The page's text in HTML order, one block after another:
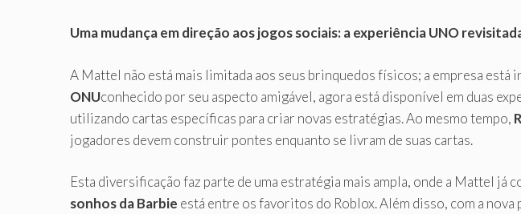
Uma mudança em direção aos jogos sociais: a experiência UNO
A Mattel não está mais limitada aos seus brinquedos físicos; a empresa
ONUconhecido por seu aspecto amigável, agora está disponível em duas
utilizando cartas específicas para criar novas estratégias. Ao mesmo tempo,
jogadores devem construir pontes enquanto se livram de suas cartas.
Esta diversificação faz parte de uma estratégia mais ampla, onde a Mattel já
sonhos da Barbie está entre os favoritos do Roblox. Além disso, com a